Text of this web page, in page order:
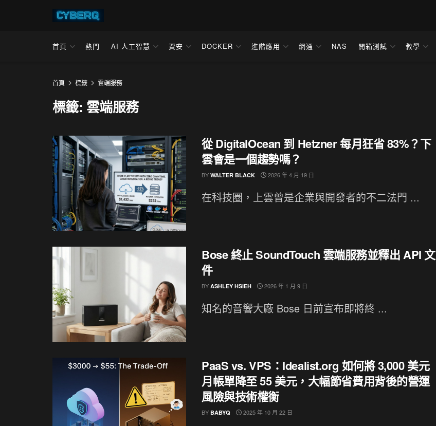
首頁 熱門 AI 人工智慧 資安 DOCKER 進階應用 網通 NAS 開箱測試 教學
首頁 標籤 雲端服務
標籤: 雲端服務
從 DigitalOcean 到 Hetzner 每月狂省 83%？下
雲會是一個趨勢嗎？
BY WALTER BLACK 2026 年 4 月 19 日
在科技圈，上雲曾是企業與開發者的不二法門 ...
Bose 終止 SoundTouch 雲端服務並釋出 API 文
件
BY ASHLEY HSIEH 2026 年 1 月 9 日
知名的音響大廠 Bose 日前宣布即將終 ...
PaaS vs. VPS：Idealist.org 如何將 3,000 美元
月帳單降至 55 美元，大幅節省費用背後的營運
風險與技術權衡
BY BABYQ 2025 年 10 月 22 日